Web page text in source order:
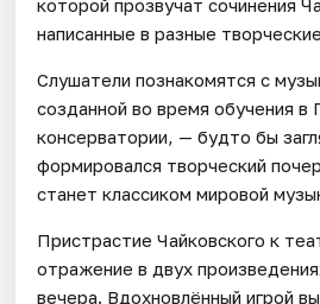
которой прозвучат сочинения
написанные в разные
Слушатели познакомятся с
созданной во время обучения в
консерватории, — будто бы
формировался творческий
станет классиком мировой
Пристрастие Чайковского к
отражение в двух
вечера. Вдохновлённый игрой